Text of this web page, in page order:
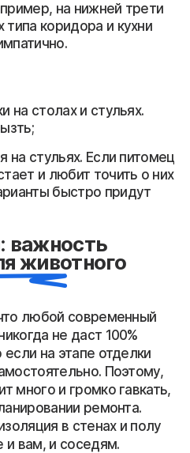
на нижней трети
коридора и кухни
на столах и стульях.
на стульях. Если питомец
и любит точить о них
быстро придут
важность
животного
любой современный
не даст 100%
на этапе отделки
Поэтому,
много и громко гавкать,
ремонта.
в стенах и полу
и вам, и соседям.